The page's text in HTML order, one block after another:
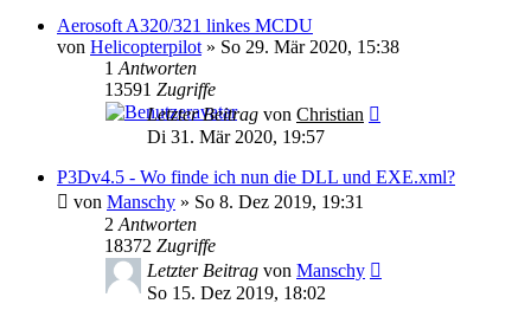
Aerosoft A320/321 linkes MCDU
von Helicopterpilot » So 29. Mär 2020, 15:38
1 Antworten
13591 Zugriffe
Letzter Beitrag von Christian
Di 31. Mär 2020, 19:57
P3Dv4.5 - Wo finde ich nun die DLL und EXE.xml?
von Manschy » So 8. Dez 2019, 19:31
2 Antworten
18372 Zugriffe
Letzter Beitrag von Manschy
So 15. Dez 2019, 18:02